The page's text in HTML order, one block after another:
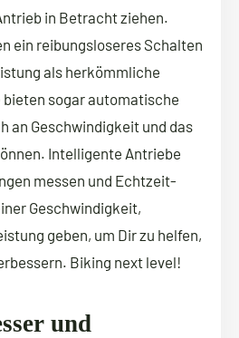
in Betracht ziehen.
ein reibungsloseres Schalten
als herkömmliche
sogar automatische
an Geschwindigkeit und das
Intelligente Antriebe
messen und Echtzeit-
Geschwindigkeit,
geben, um Dir zu helfen,
Biking next level!
und